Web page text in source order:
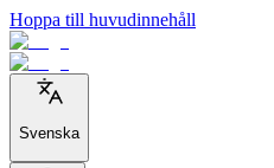
Hoppa till huvudinnehåll
Svenska